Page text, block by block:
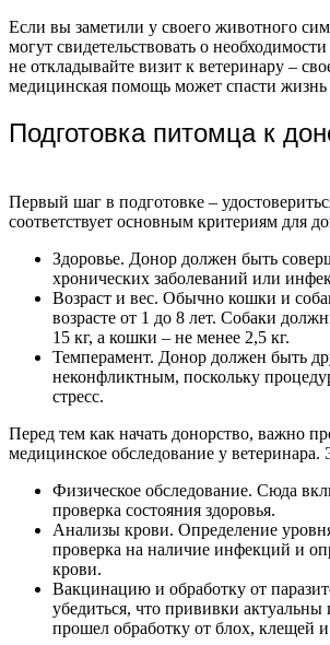
Если вы заметили у своего животного
могут свидетельствовать о
не откладывайте визит к ветеринару –
медицинская помощь может спасти
Подготовка питомца к
Первый шаг в подготовке –
соответствует основным критериям для
Здоровье. Донор должен быть
хронических заболеваний или
Возраст и вес. Обычно кошки и
возрасте от 1 до 8 лет. Собаки
15 кг, а кошки – не менее 2,5 кг.
Темперамент. Донор должен быть
неконфликтным, поскольку
стресс.
Перед тем как начать донорство, важно
медицинское обследование у ветеринара.
Физическое обследование. Сюда
проверка состояния здоровья.
Анализы крови. Определение
проверка на наличие инфекций и
крови.
Вакцинацию и обработку от
убедиться, что прививки актуальны
прошел обработку от блох, клещей